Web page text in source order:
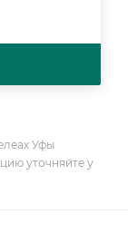
Уфы
уточняйте у